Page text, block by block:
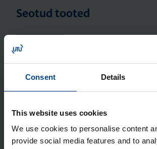
Consent Details
This website uses cookies
We use cookies to personalise content
provide social media features and to
Seotud tooted
Klemmide alus, Volta/
PE/N ter­mi­nali alus, 12
Tootekood: VZ707N
PE/N ter­mi­nali alus,